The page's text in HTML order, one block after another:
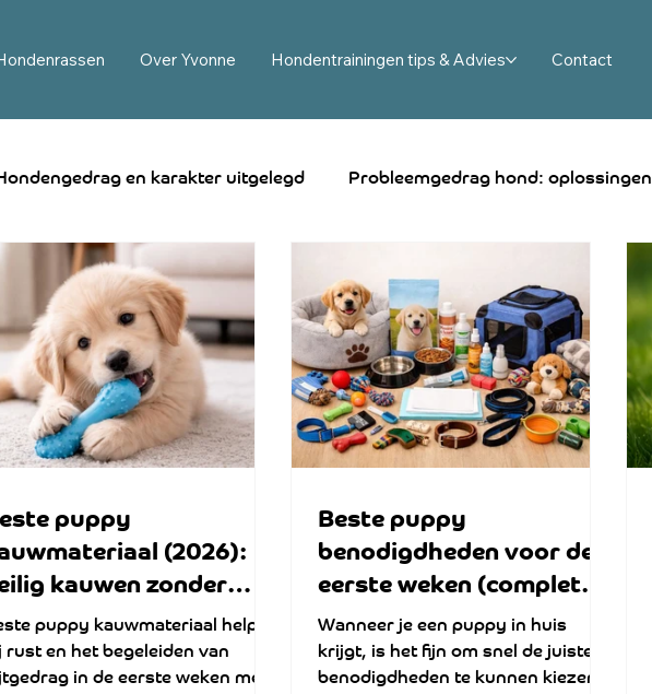
Over Yvonne Hondentrainingen tips & Advies Contact
en karakter uitgelegd Probleemgedrag hond: oplossingen
Hondengedrag oplossen en trainen
wennen Rouw en stress bij honden Australian Cobberdog
puppy
(2026):
kauwen zonder
puppy kauwmateriaal helpt
rust en het begeleiden van
in de eerste weken met
Beste puppy
benodigdheden voor de
eerste weken (complete
checklist 2026)
Wanneer je een puppy in huis
krijgt, is het fijn om snel de juiste
benodigdheden te kunnen kiezen